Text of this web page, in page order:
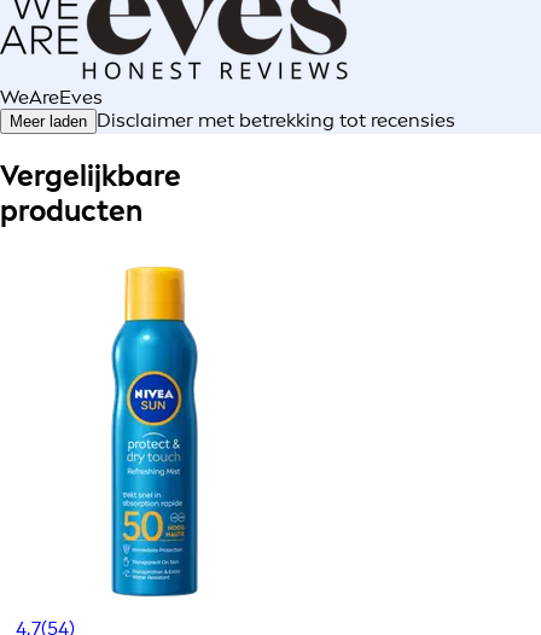
WeAreEves
Meer laden Disclaimer met betrekking tot recensies
Vergelijkbare
producten
4,7(54)